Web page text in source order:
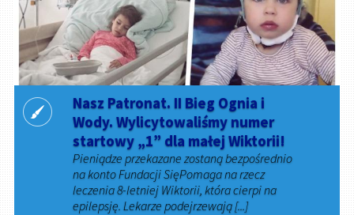
Nasz Patronat. II Bieg Ognia i
Wody. Wylicytowaliśmy numer
startowy „1” dla małej Wiktorii!
Pieniądze przekazane zostaną bezpośrednio
na konto Fundacji SięPomaga na rzecz
leczenia 8-letniej Wiktorii, która cierpi na
epilepsję. Lekarze podejrzewają [...]